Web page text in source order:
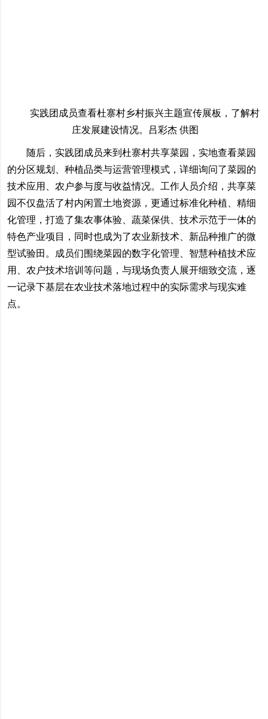
实践团成员查看杜寨村乡村振兴主题宣传展板，了解村
庄发展建设情况。吕彩杰 供图
随后，实践团成员来到杜寨村共享菜园，实地查看菜园
的分区规划、种植品类与运营管理模式，详细询问了菜园的
技术应用、农户参与度与收益情况。工作人员介绍，共享菜
园不仅盘活了村内闲置土地资源，更通过标准化种植、精细
化管理，打造了集农事体验、蔬菜保供、技术示范于一体的
特色产业项目，同时也成为了农业新技术、新品种推广的微
型试验田。成员们围绕菜园的数字化管理、智慧种植技术应
用、农户技术培训等问题，与现场负责人展开细致交流，逐
一记录下基层在农业技术落地过程中的实际需求与现实难
点。